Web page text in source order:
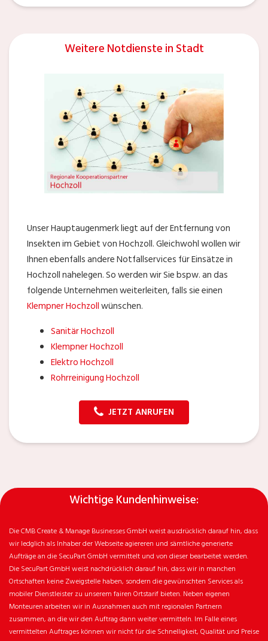
Weitere Notdienste in Stadt
Unser Hauptaugenmerk liegt auf der Entfernung von
Insekten im Gebiet von Hochzoll. Gleichwohl wollen wir
Ihnen ebenfalls andere Notfallservices für Einsätze in
Hochzoll nahelegen. So werden wir Sie bspw. an das
folgende Unternehmen weiterleiten, falls sie einen
Klempner Hochzollwünschen.
Sanitär Hochzoll
Klempner Hochzoll
Elektro Hochzoll
Rohrreinigung Hochzoll
JETZT ANRUFEN
Wichtige Kundenhinweise:
Die CMB Create & Manage Businesses GmbH weist ausdrücklich darauf hin, dass
wir ledglich als Inhaber der Webseite agiereren und sämtliche generierte
Aufträge an die SecuPart GmbH vermittelt und von dieser bearbeitet werden.
Die SecuPart GmbH weist nachdrücklich darauf hin, dass wir in manchen
Ortschaften keine Zweigstelle haben, sondern die gewünschten Services als
mobiler Dienstleister zu unserem fairen Ortstarif bieten. Neben eigenen
Monteuren arbeiten wir in Ausnahmen auch mit regionalen Partnern
zusammen, an die wir den Auftrag dann weiter vermitteln. Im Falle eines
vermittelten Auftrages können wir nicht für die Schnelligkeit, Qualität und Preise